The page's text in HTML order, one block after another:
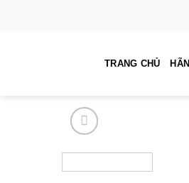
TRANG CHỦ